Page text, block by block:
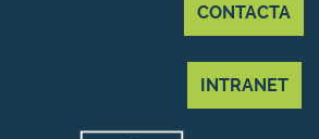
Juventud 2026.
Programa Juvenil
CONTACTA
INTRANET